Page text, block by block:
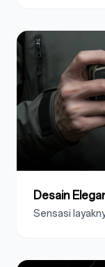
Desain
Sensasi